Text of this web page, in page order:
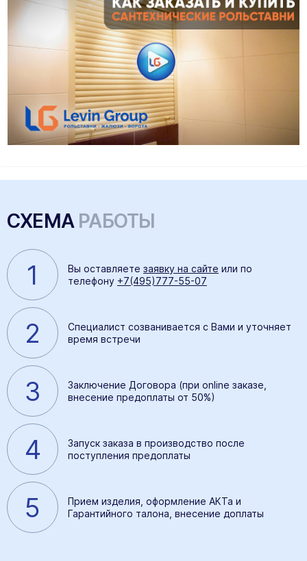
СХЕМАРАБОТЫ
1 Вы оставляете заявку на сайте или по
телефону +7(495)777-55-07
2
Специалист созванивается с Вами и уточняет
время встречи
3
Заключение Договора (при online заказе,
внесение предоплаты от 50%)
4
Запуск заказа в производство после
поступления предоплаты
5
Прием изделия, оформление АКТа и
Гарантийного талона, внесение доплаты